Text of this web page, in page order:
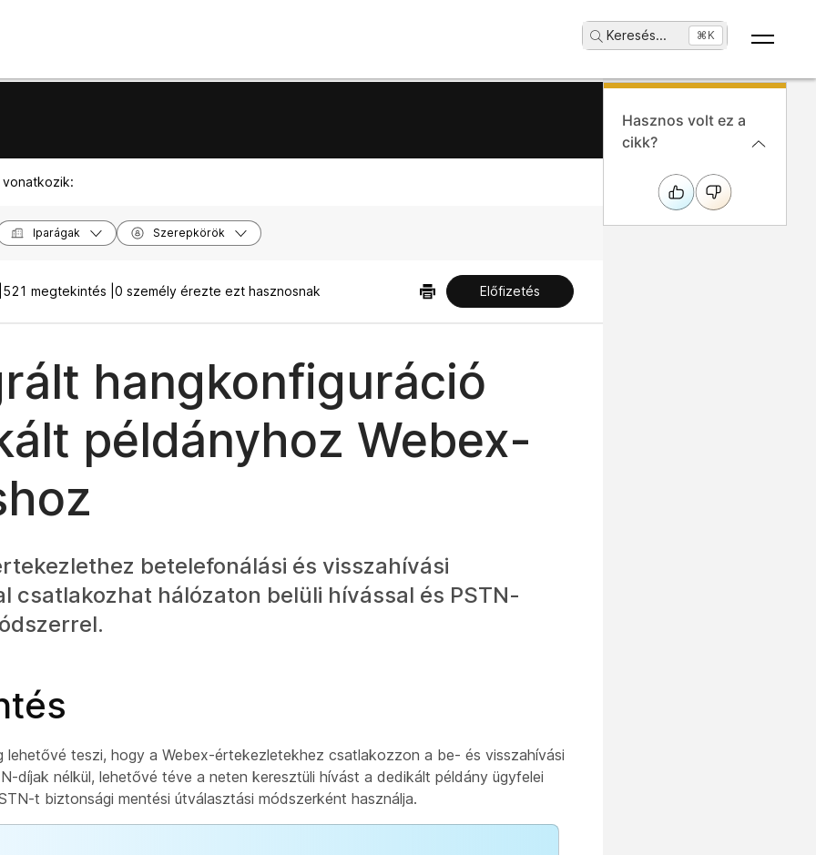
Keresés... ⌘K
Iparágak Szerepkörök
521 megtekintés | 0 személy érezte ezt hasznosnak Előfizetés
hangkonfiguráció
példányhoz Webex-
betelefonálási és visszahívási
csatlakozhat hálózaton belüli hívással és PSTN-
lehetővé teszi, hogy a Webex-értekezletekhez csatlakozzon a be- és visszahívási
díjak nélkül, lehetővé téve a neten keresztüli hívást a dedikált példány ügyfelei
t biztonsági mentési útválasztási módszerként használja.
Hasznos volt ez a
cikk?